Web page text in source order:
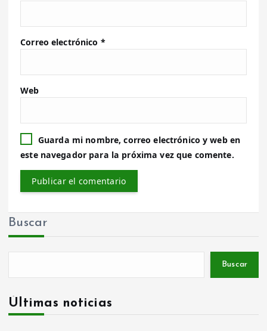
Correo electrónico *
Web
Guarda mi nombre, correo electrónico y web en
este navegador para la próxima vez que comente.
Buscar
Buscar
Últimas noticias